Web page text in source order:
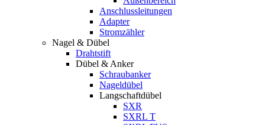
Anschlussleitungen
Adapter
Stromzähler
Nagel & Dübel
Drahtstift
Dübel & Anker
Schraubanker
Nageldübel
Langschaftdübel
SXR
SXRL T